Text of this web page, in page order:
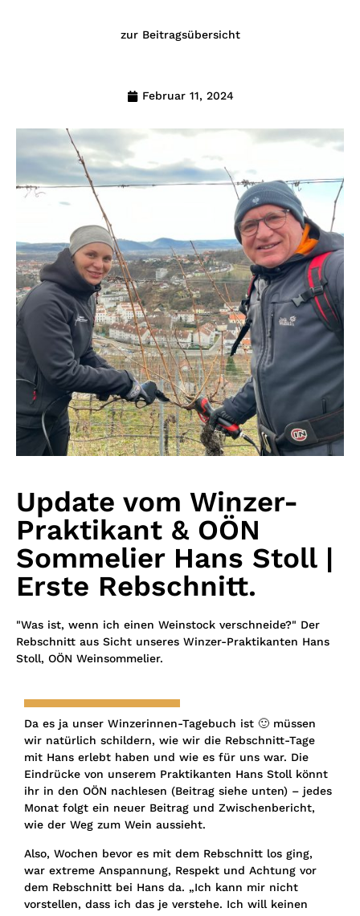
zur Beitragsübersicht
Februar 11, 2024
Update vom Winzer-
Praktikant & OÖN
Sommelier Hans Stoll |
Erste Rebschnitt.
"Was ist, wenn ich einen Weinstock verschneide?" Der
Rebschnitt aus Sicht unseres Winzer-Praktikanten Hans
Stoll, OÖN Weinsommelier.
Da es ja unser Winzerinnen-Tagebuch ist 🙂 müssen
wir natürlich schildern, wie wir die Rebschnitt-Tage
mit Hans erlebt haben und wie es für uns war. Die
Eindrücke von unserem Praktikanten Hans Stoll könnt
ihr in den OÖN nachlesen (Beitrag siehe unten) – jedes
Monat folgt ein neuer Beitrag und Zwischenbericht,
wie der Weg zum Wein aussieht.
Also, Wochen bevor es mit dem Rebschnitt los ging,
war extreme Anspannung, Respekt und Achtung vor
dem Rebschnitt bei Hans da. „Ich kann mir nicht
vorstellen, dass ich das je verstehe. Ich will keinen